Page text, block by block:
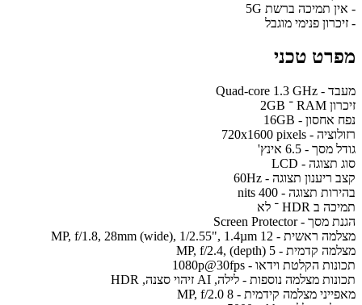
- אין תמיכה ברשת 5G
- זיכרון פנימי מוגבל
מפרט טכני
מעבד - Quad-core 1.3 GHz
זיכרון RAM ־ 2GB
נפח אחסון - 16GB
רזולוציה - 720x1600 pixels
גודל מסך - 6.5 אינץ'
סוג תצוגה - LCD
קצב ריענון תצוגה - 60Hz
בהירות תצוגה - 400 nits
תמיכה ב HDR ־ לא
הגנת מסך - Screen Protector
מצלמה ראשית - 12 MP, f/1.8, 28mm (wide), 1/2.55", 1.4µm
מצלמה קדמית - 5 MP, f/2.4, (depth)
תכונות הקלטת וידאו - 1080p@30fps
תכונות מצלמה נוספות - לילה, AI זיהוי סצנה, HDR
מאפייני מצלמה קידמית - 8 MP, f/2.0